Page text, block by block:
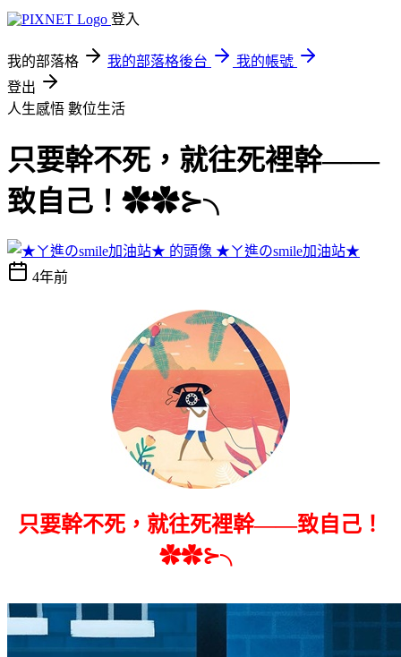
登入
我的部落格 我的部落格後台
我的帳號
登出
人生感悟 數位生活
只要幹不死，就往死裡幹——
致自己！✿✿⊱╮
★ㄚ進のsmile加油站★
4年前
只要幹不死，就往死裡幹——致自己！
✿✿⊱╮